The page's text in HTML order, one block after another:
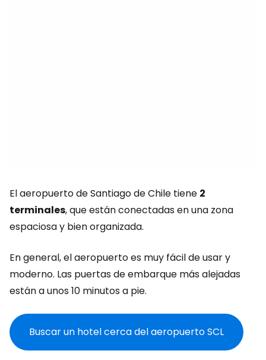
El aeropuerto de Santiago de Chile tiene 2
terminales, que están conectadas en una zona
espaciosa y bien organizada.
En general, el aeropuerto es muy fácil de usar y
moderno. Las puertas de embarque más alejadas
están a unos 10 minutos a pie.
Buscar un hotel cerca del aeropuerto SCL